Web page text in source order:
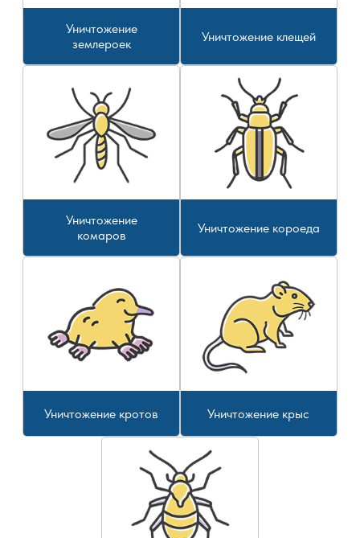
Уничтожение
землероек
Уничтожение клещей
Уничтожение
комаров
Уничтожение короеда
Уничтожение кротов Уничтожение крыс